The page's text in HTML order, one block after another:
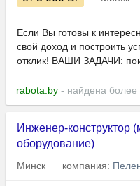
Если Вы готовы к
свой доход и построить
отклик! ВАШИ ЗАДАЧИ:
rabota.by - найдена более
Инженер-конструктор
оборудование)
Минск компания: